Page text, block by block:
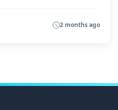
2 months ago